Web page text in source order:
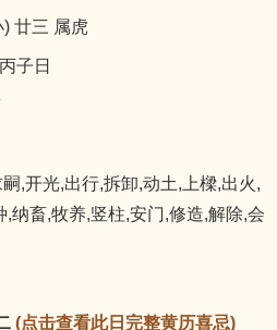
廿三 属虎
子日
,开光,出行,拆卸,动土,上樑,出火,
纳畜,牧养,竖柱,安门,修造,解除,会
(点击查看此日完整黄历喜忌)